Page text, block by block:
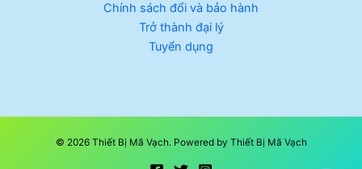
Chính sách đổi và bảo hành
Trở thành đại lý
Tuyển dụng
© 2026 Thiết Bị Mã Vạch. Powered by Thiết Bị Mã Vạch